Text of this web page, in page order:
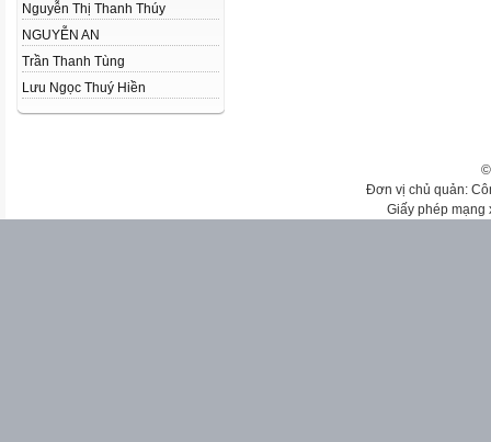
Nguyễn Thị Thanh Thúy
NGUYỄN AN
Trần Thanh Tùng
Lưu Ngọc Thuý Hiền
Đơn vị chủ quản:
Giấy phép mạng